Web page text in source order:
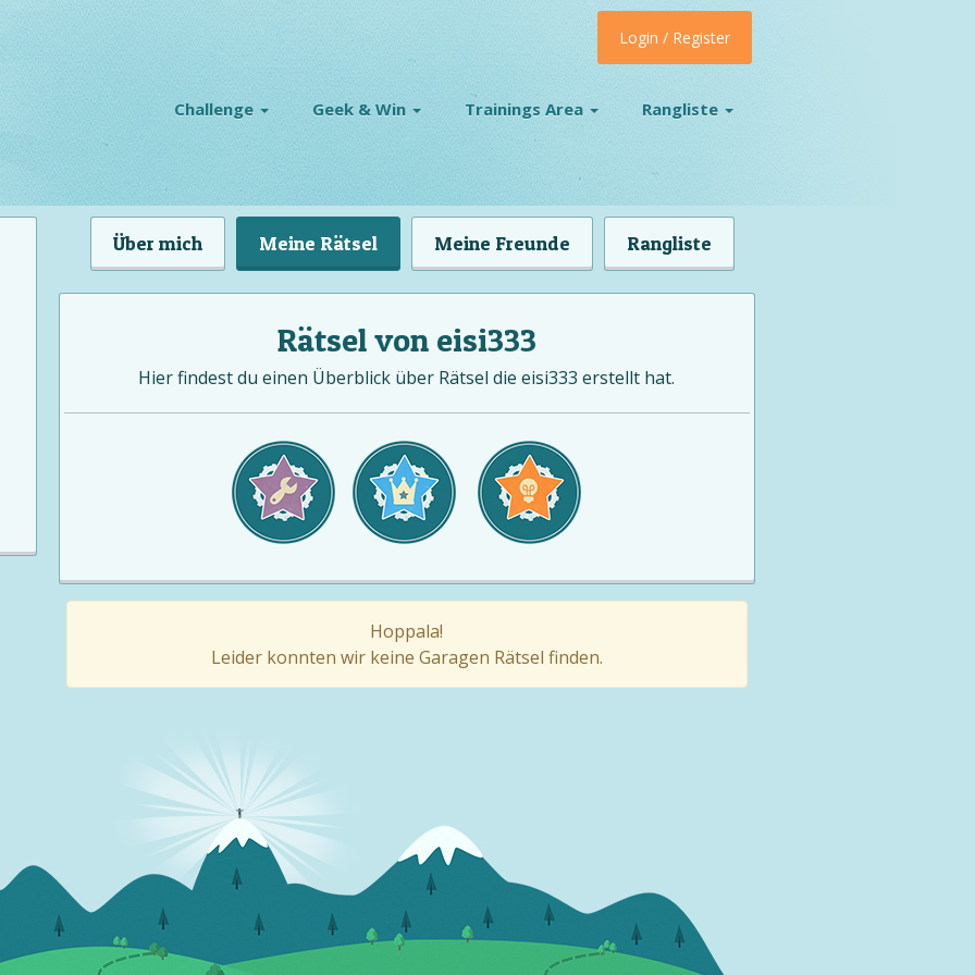
Challenge Geek & Win Trainings Area Rangliste
Login / Register
Über mich Meine Rätsel Meine Freunde Rangliste
Rätsel von eisi333
Hier findest du einen Überblick über Rätsel die eisi333 erstellt hat.
Hoppala!
Leider konnten wir keine Garagen Rätsel finden.